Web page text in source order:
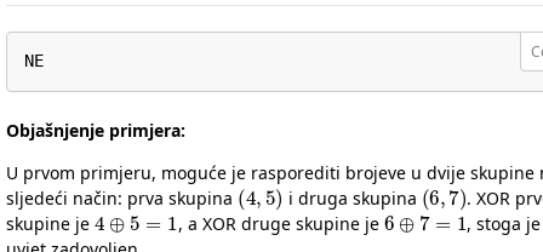
NE
Objašnjenje primjera:
U prvom primjeru, moguće je rasporediti brojeve u dvije skupine
sljedeći način: prva skupina
( 4,5)
i druga skupina
(6,7)
. XOR
skupine je
4⊕ 5=1
, a XOR druge skupine je
6⊕7=1
, stoga je